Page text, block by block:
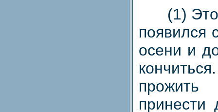
(1) Этот
появился
осени и
принести